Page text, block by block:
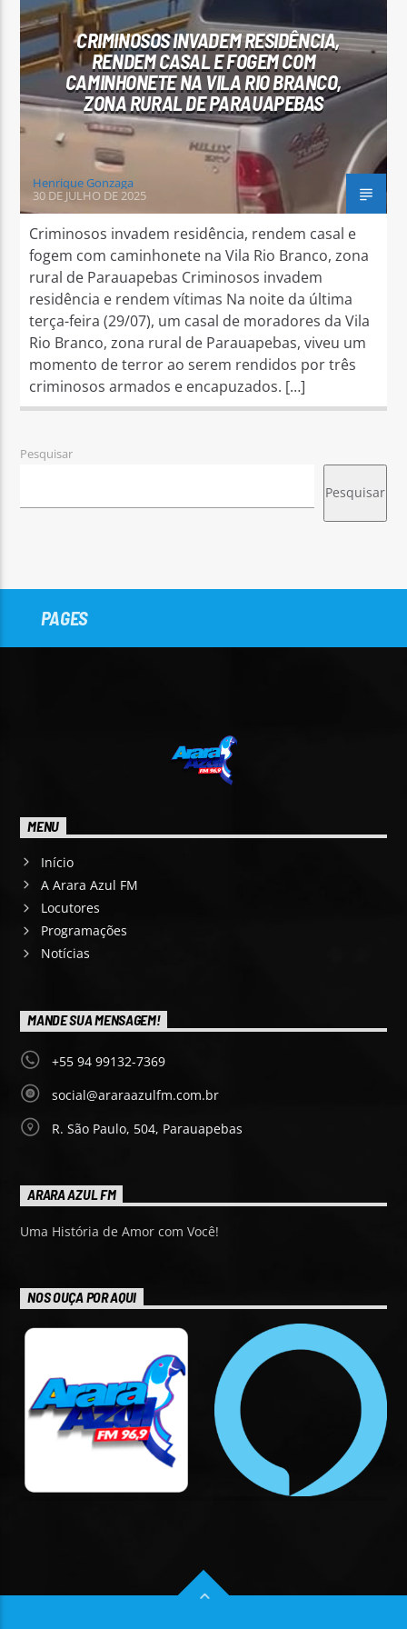
Arara Azul FM
CRIMINOSOS INVADEM RESIDÊNCIA,
RENDEM CASAL E FOGEM COM
CAMINHONETE NA VILA RIO BRANCO,
ZONA RURAL DE PARAUAPEBAS
Henrique Gonzaga
30 DE JULHO DE 2025
Criminosos invadem residência, rendem casal e
fogem com caminhonete na Vila Rio Branco, zona
rural de Parauapebas Criminosos invadem
residência e rendem vítimas Na noite da última
terça-feira (29/07), um casal de moradores da Vila
Rio Branco, zona rural de Parauapebas, viveu um
momento de terror ao serem rendidos por três
criminosos armados e encapuzados. […]
Pesquisar
Pesquisar
PAGES
MENU
Início
A Arara Azul FM
Locutores
Programações
Notícias
MANDE SUA MENSAGEM!
+55 94 99132-7369
social@araraazulfm.com.br
R. São Paulo, 504, Parauapebas
ARARA AZUL FM
Uma História de Amor com Você!
NOS OUÇA POR AQUI